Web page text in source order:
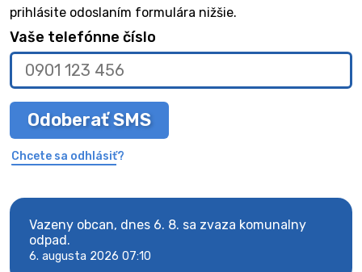
prihlásite odoslaním formulára nižšie.
Vaše telefónne číslo
Odoberať SMS
Chcete sa odhlásiť?
Vazeny obcan, dnes 6. 8. sa zvaza komunalny
odpad.
6. augusta 2026 07:10